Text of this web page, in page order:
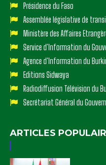
Présidence du Faso
Assemblée législative de
Ministère des Affaires
Service d'Information du
Agence d'Information du
Editions Sidwaya
Radiodiffusion Télévision du
Secrétariat Général du
ARTICLES